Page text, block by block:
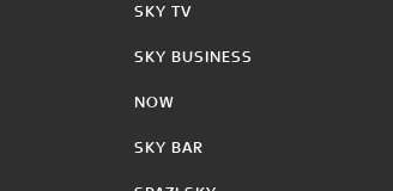
SKY TV
SKY BUSINESS
NOW
SKY BAR